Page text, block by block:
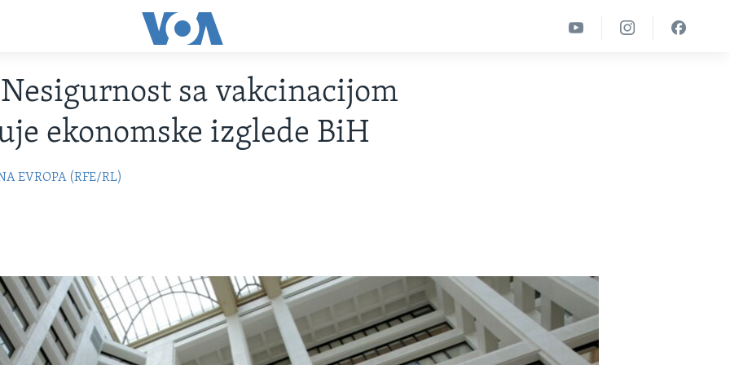
sa vakcinacijom
ekonomske izglede BiH
EVROPA (RFE/RL)